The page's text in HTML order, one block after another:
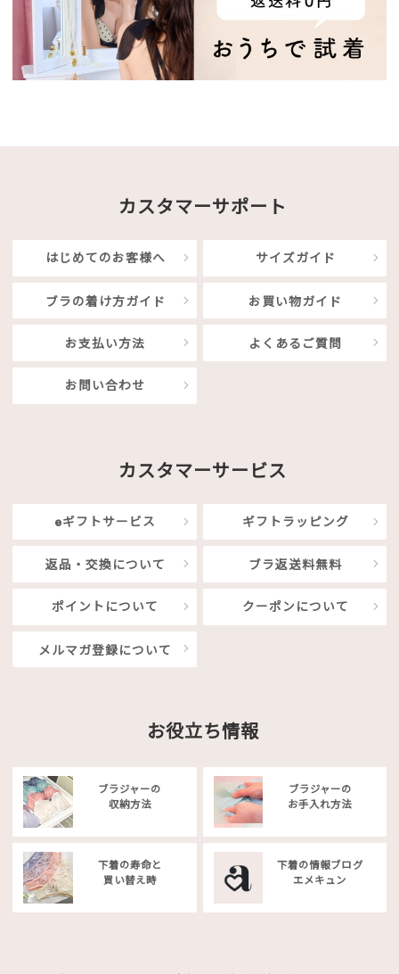
カスタマーサポート
はじめてのお客様へ サイズガイド
ブラの着け方ガイド お買い物ガイド
お支払い方法 よくあるご質問
お問い合わせ
カスタマーサービス
eギフトサービス ギフトラッピング
返品・交換について ブラ返送料無料
ポイントについて クーポンについて
メルマガ登録について
お役立ち情報
ブラジャーの
収納方法
ブラジャーの
お手入れ方法
下着の寿命と
買い替え時
下着の情報ブログ
エメキュン